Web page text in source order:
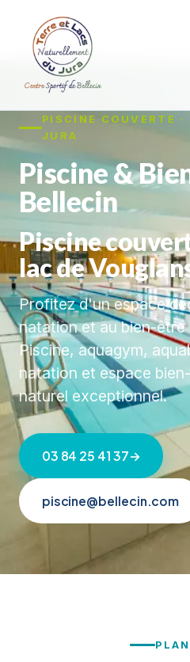
PISCINE COUVERTE ·
JURA
Piscine &
Bellecin
Piscine
lac de
Profitez d'un espace
natation et au bien-
Piscine, aquagym,
natation et espace
naturel exceptionnel.
03 84 25 41 37→
piscine@bellecin.com